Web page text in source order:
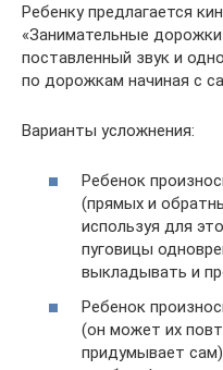
Ребенку предлагается
«Занимательные
поставленный звук и
по дорожкам начиная с
Варианты усложнения:
Ребенок
(прямых и
используя для
пуговицы
выкладывать и
Ребенок
(он может их
придумывает